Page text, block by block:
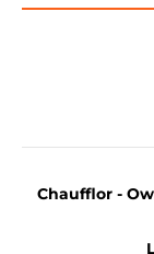
© 2026 Chaufflor